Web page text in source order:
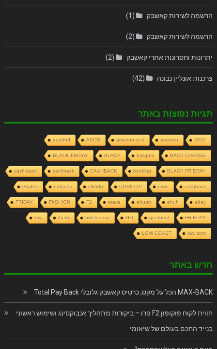
הרשמה לשירות קאשבק (1)
הרשמה לשירות קאשבק (2)
יתרונות וחסרונות אתרי קאשבק (2)
צרכנות אונליין נבונה (42)
תגיות נפוצות באתר
2020
amazon
amazon.co.il
ASOS
auphbd
BACK CHARGE
baligam
BLACK
BLACK FRIDAY
BLACK FRIEDAY
booking
CAAHBACK
cachback
cash-back
cashback
cons
COVID 19
ctkhdo
earbuds
ebates
ebay
ehuh
ehuuh
etace
F2
FASHION
FRIDAY
FRIEDAY
gearbest
GO
hotels.com
iherb
kiwi
kiwi.com
LOW COAST
חדש באתר
MAX-BACK הכל על מקס, כרטיס קאשבק גלובלי Total Pay Back
חווית לקוח פוקופון F2 פרו – ביקורות מתהליך אנבוקסינג ושימוש ראשוני
בנייד החכם בעולם של שיאומי